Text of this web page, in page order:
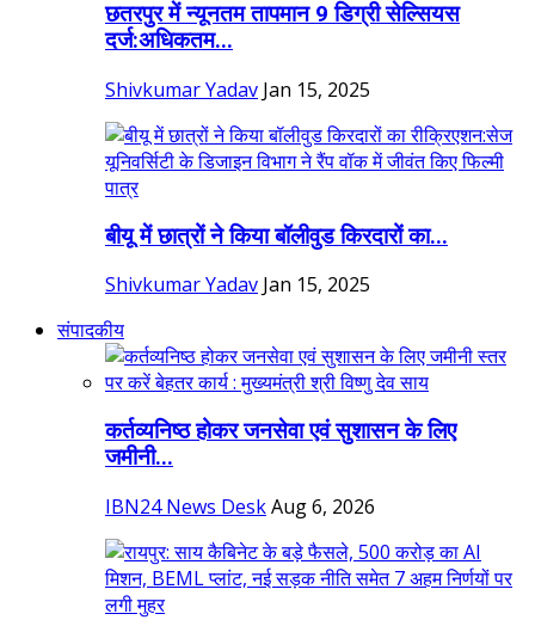
छतरपुर में न्यूनतम तापमान 9 डिग्री सेल्सियस
दर्ज:अधिकतम...
Shivkumar Yadav Jan 15, 2025
बीयू में छात्रों ने किया बॉलीवुड किरदारों का...
Shivkumar Yadav Jan 15, 2025
संपादकीय
कर्तव्यनिष्ठ होकर जनसेवा एवं सुशासन के लिए
जमीनी...
IBN24 News DeskAug 6, 2026